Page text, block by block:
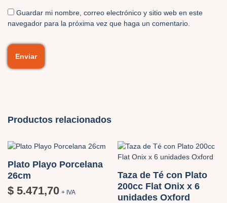
Guardar mi nombre, correo electrónico y sitio web en este
navegador para la próxima vez que haga un comentario.
Productos relacionados
Plato Playo Porcelana
26cm
$ 5.471,70 + IVA
Taza de Té con Plato
200cc Flat Onix x 6
unidades Oxford